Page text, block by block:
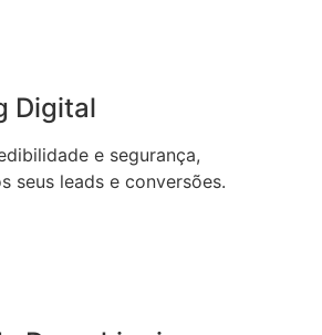
Digital
e segurança,
seus leads e conversões.